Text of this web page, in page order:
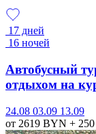
17 дней
16 ночей
Автобусный
отдыхом на
24.08 03.09 13.09
от 2619 BYN + 250